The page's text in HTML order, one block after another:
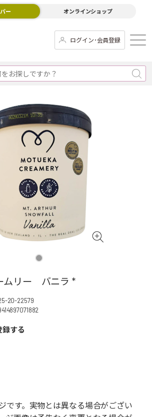
ー オンラインショップ
ログイン･会員登録
ムリー バニラ *
20-22579
録する
です。実物とは異なる場合がござい